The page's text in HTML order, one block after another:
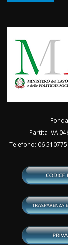
Partita IVA
Telefono: 06 510775